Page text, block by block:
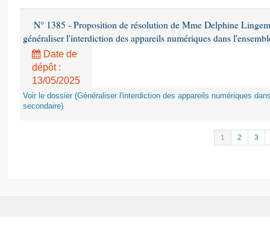
N° 1385 - Proposition de résolution de Mme Delphine
généraliser l'interdiction des appareils numériques dans
Date de
dépôt :
13/05/2025
Voir le dossier (Généraliser l'interdiction des appareils numériques
secondaire)
1 2 3